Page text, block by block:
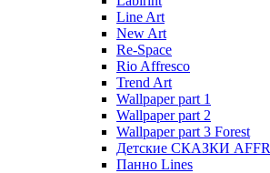
Line Art
New Art
Re-Space
Rio Affresco
Trend Art
Wallpaper part 1
Wallpaper part 2
Wallpaper part 3 Forest
Детские СКАЗКИ
Панно Lines